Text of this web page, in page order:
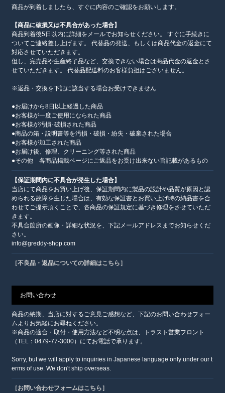
商品が到着しましたら、すぐに内容のご確認をお願いします。
【商品に破損又は不具合があった場合】
商品到着後5日以内に詳細をメールでお知らせください。 すぐに手続きに
ついてご連絡差し上げます。 代替品の発送、もしくは商品代金の返金にて
対応させていただきます。
但し、完売品や生産終了品など、交換できない場合は商品代金の返金とさ
せていただきます。 代替品配送料のお客様負担はございません。
※返品・交換を下記に該当する場合お受けできません
●お届けから8日以上経過した商品
●お客様が一度ご使用になられた商品
●お客様が汚損･破損された商品
●商品の箱・説明書等を汚損・破損・紛失・破棄された場合
●お客様が加工された商品
●お届け後、修理、クリーニング等された商品
●その他 各商品掲載ページにご返品をお受け出来ない旨記載があるもの
【保証期間内に不具合が発生した場合】
当店にて商品をお買い上げ後、保証期間内に製品の設計や品質が原因と認
められる故障を生じた場合は、有効な保証書とお買い上げ時の納品書を合
わせてご提示頂くことで、各商品の保証規定に基づき修理をさせていただ
きます。
不具合箇所の画像・詳細な状況を、下記メールアドレスまでお知らせくだ
さい。
info@greddy-shop.com
［不良品・返品についての詳細はこちら］
お問い合わせ
商品の納期、当店に対するご意見ご感想など、下記のお問い合わせフォー
ムよりお気軽にお尋ねください。
※商品の適合・取付・使用方法など不明な点は、トラスト営業フロント
（TEL：0479-77-3000）にてお電話で承ります。
Sorry, but we will apply to inquiries in Japanese language only under our t
erms of use. We don't ship overseas.
［お問い合わせフォームはこちら］